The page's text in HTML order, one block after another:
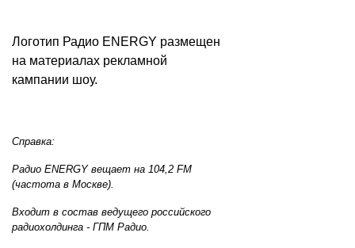
Логотип Радио ENERGY размещен
на материалах рекламной
кампании шоу.
Справка:
Радио ENERGY вещает на 104,2 FM
(частота в Москве).
Входит в состав ведущего российского
радиохолдинга - ГПМ Радио.